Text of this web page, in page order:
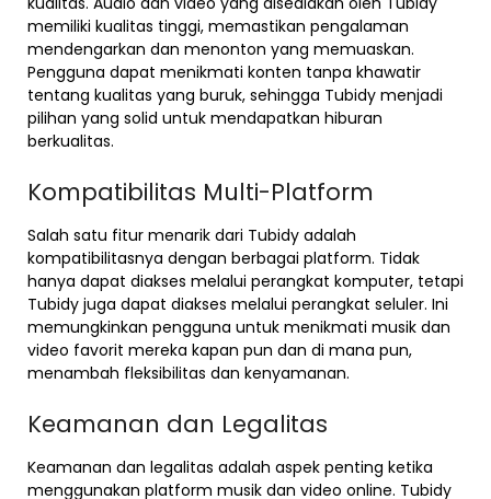
memiliki kualitas tinggi, memastikan pengalaman
mendengarkan dan menonton yang memuaskan.
Pengguna dapat menikmati konten tanpa khawatir
tentang kualitas yang buruk, sehingga Tubidy menjadi
pilihan yang solid untuk mendapatkan hiburan
berkualitas.
Kompatibilitas Multi-Platform
Salah satu fitur menarik dari Tubidy adalah
kompatibilitasnya dengan berbagai platform. Tidak
hanya dapat diakses melalui perangkat komputer, tetapi
Tubidy juga dapat diakses melalui perangkat seluler. Ini
memungkinkan pengguna untuk menikmati musik dan
video favorit mereka kapan pun dan di mana pun,
menambah fleksibilitas dan kenyamanan.
Keamanan dan Legalitas
Keamanan dan legalitas adalah aspek penting ketika
menggunakan platform musik dan video online. Tubidy